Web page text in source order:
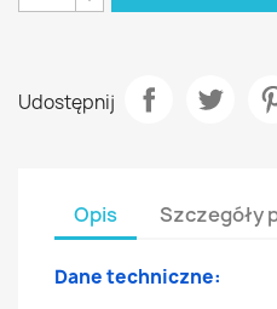
Udostępnij
Opis Szczegóły
Dane techniczne: